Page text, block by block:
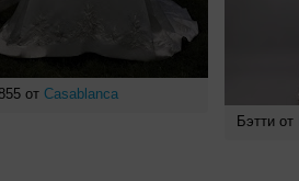
от Casablanca
Бэтти от